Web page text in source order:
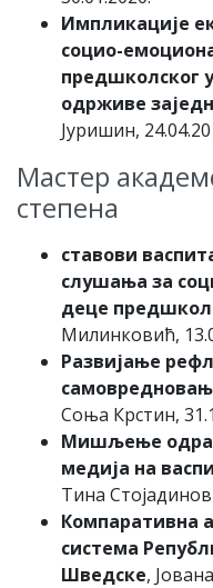
Импликације
социо-
предшколског
одрживе
Јуришин,
Мастер
степена
ставови
слушања за
деце
Милинковић,
Развијање
Соња Крстин,
Мишљење
медија на
Тина
Компаративна
система
Шведске,